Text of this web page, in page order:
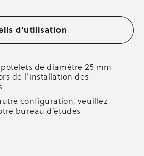
élévatrices
de voiles
d'utilisation
de diamètre 25 mm
de l’installation des
configuration, veuillez
bureau d’études